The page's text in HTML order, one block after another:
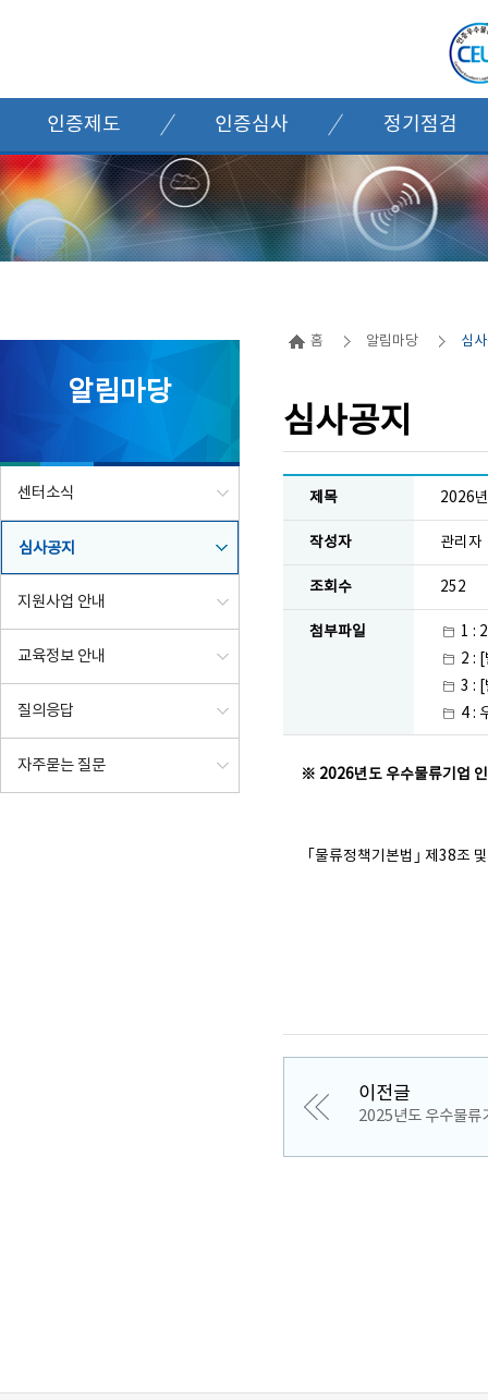
인증제도
제도소개
법적근거
신청자격
인증혜택
인증심사
심사절차
심사기준
심사신청
제출서류
정기점검
점검절차
점검기준
점검신청
제출서류
알림마당
센터소식
심사공지
지원사업 안내
교육정보 안내
질의응답
자주묻는 질문
홈 알림마당 심
심사공지
제목 2026
작성자 관리자
조회수 252
첨부파일
1 :
2 :
3 : [
4 :
※ 2026년도 우수물류기업
｢물류정책기본법｣ 제38조
이전글
2025년도 우수물류